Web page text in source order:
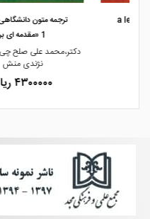
ترجمه متون دانشگاهی حقوق
دکتر،محمد علی صلح چی هیبت،الله
نژندی منش
۴۳۰۰۰۰۰ ریال